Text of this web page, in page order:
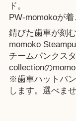
ド。
PW-momokoが着
錆びた歯車が刻
momoko
チームパンクス
collectionの
※歯車ハットバ
します。選べませ